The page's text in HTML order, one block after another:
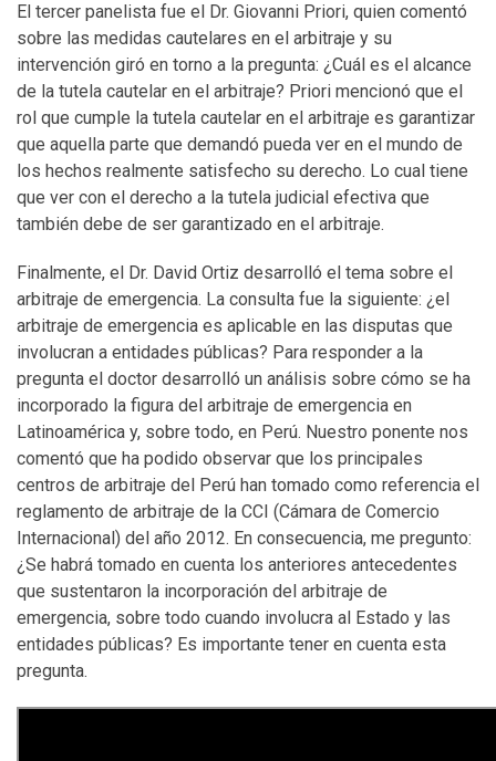
El tercer panelista fue el Dr. Giovanni Priori, quien comentó
sobre las medidas cautelares en el arbitraje y su
intervención giró en torno a la pregunta: ¿Cuál es el alcance
de la tutela cautelar en el arbitraje? Priori mencionó que el
rol que cumple la tutela cautelar en el arbitraje es garantizar
que aquella parte que demandó pueda ver en el mundo de
los hechos realmente satisfecho su derecho. Lo cual tiene
que ver con el derecho a la tutela judicial efectiva que
también debe de ser garantizado en el arbitraje.
Finalmente, el Dr. David Ortiz desarrolló el tema sobre el
arbitraje de emergencia. La consulta fue la siguiente: ¿el
arbitraje de emergencia es aplicable en las disputas que
involucran a entidades públicas? Para responder a la
pregunta el doctor desarrolló un análisis sobre cómo se ha
incorporado la figura del arbitraje de emergencia en
Latinoamérica y, sobre todo, en Perú. Nuestro ponente nos
comentó que ha podido observar que los principales
centros de arbitraje del Perú han tomado como referencia el
reglamento de arbitraje de la CCI (Cámara de Comercio
Internacional) del año 2012. En consecuencia, me pregunto:
¿Se habrá tomado en cuenta los anteriores antecedentes
que sustentaron la incorporación del arbitraje de
emergencia, sobre todo cuando involucra al Estado y las
entidades públicas? Es importante tener en cuenta esta
pregunta.